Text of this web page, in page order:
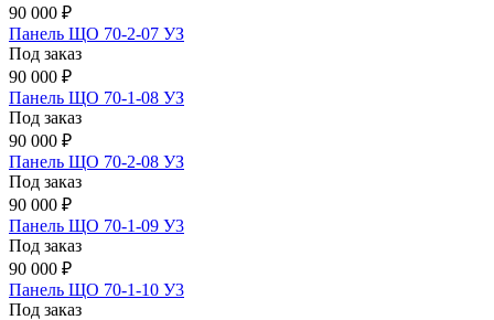
90 000 ₽
Панель ЩО 70-2-07 УЗ
Под заказ
90 000 ₽
Панель ЩО 70-1-08 УЗ
Под заказ
90 000 ₽
Панель ЩО 70-2-08 УЗ
Под заказ
90 000 ₽
Панель ЩО 70-1-09 У3
Под заказ
90 000 ₽
Панель ЩО 70-1-10 У3
Под заказ